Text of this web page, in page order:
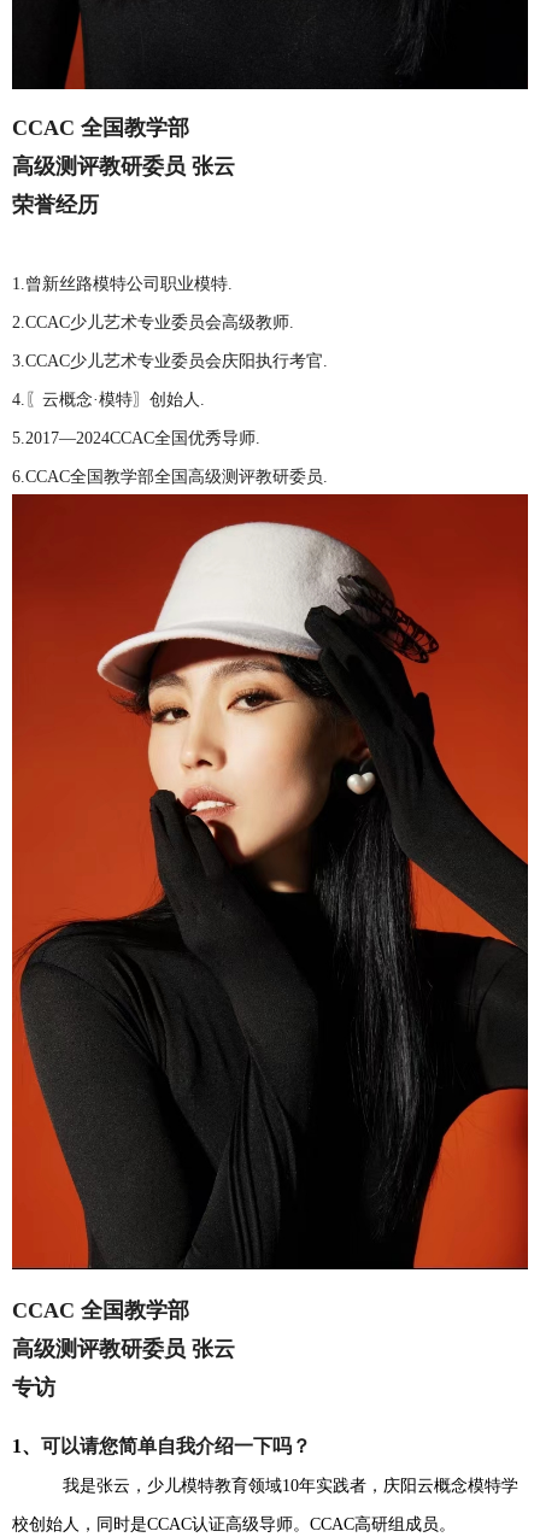
CCAC 全国教学部
高级测评教研委员 张云
荣誉经历
1.曾新丝路模特公司职业模特.
2.CCAC少儿艺术专业委员会高级教师.
3.CCAC少儿艺术专业委员会庆阳执行考官.
4.〖云概念·模特〗创始人.
5.2017—2024CCAC全国优秀导师.
6.CCAC全国教学部全国高级测评教研委员.
CCAC 全国教学部
高级测评教研委员 张云
专访
1、 可以请您简单自我介绍一下吗？
我是张云，少儿模特教育领域10年实践者，庆阳云概念模特学
校创始人，同时是CCAC认证高级导师。CCAC高研组成员。